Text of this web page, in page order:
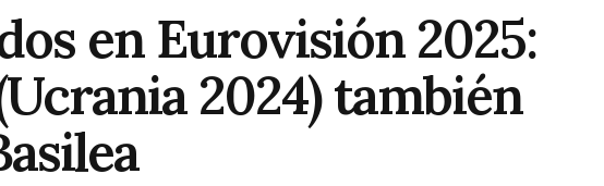
en Eurovisión 2025:
2024) también